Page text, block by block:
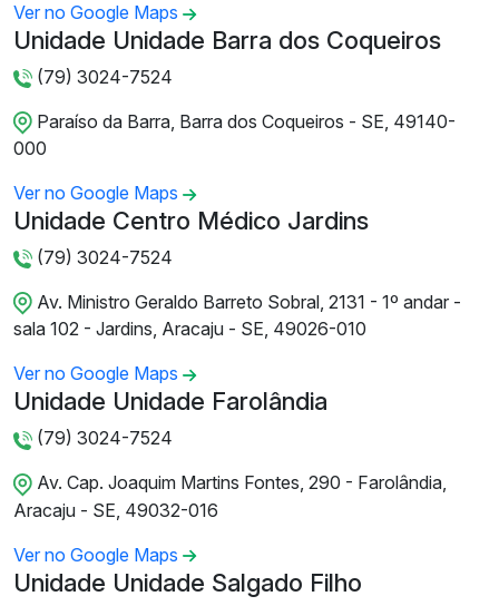
Ver no Google Maps
Unidade Unidade Barra dos Coqueiros
(79) 3024-7524
Paraíso da Barra, Barra dos Coqueiros - SE, 49140-
000
Ver no Google Maps
Unidade Centro Médico Jardins
(79) 3024-7524
Av. Ministro Geraldo Barreto Sobral, 2131 - 1º andar -
sala 102 - Jardins, Aracaju - SE, 49026-010
Ver no Google Maps
Unidade Unidade Farolândia
(79) 3024-7524
Av. Cap. Joaquim Martins Fontes, 290 - Farolândia,
Aracaju - SE, 49032-016
Ver no Google Maps
Unidade Unidade Salgado Filho